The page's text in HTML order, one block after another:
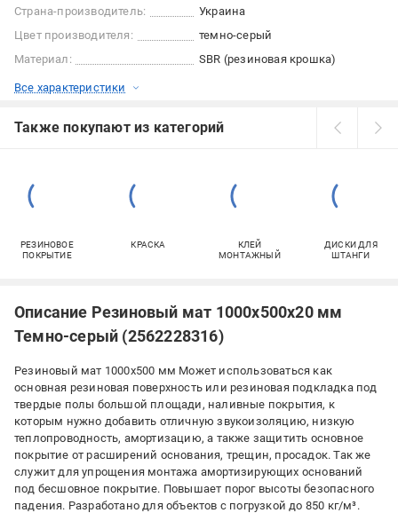
Страна-производитель:
Украина
Цвет производителя:
темно-серый
Материал:
SBR (резиновая крошка)
Все характеристики
Также покупают из категорий
РЕЗИНОВОЕ
ПОКРЫТИЕ
КРАСКА
КЛЕЙ
МОНТАЖНЫЙ
ДИСКИ ДЛЯ
ШТАНГИ
Описание Резиновый мат 1000х500х20 мм
Темно-серый (2562228316)
Резиновый мат 1000х500 мм Может использоваться как
основная резиновая поверхность или резиновая подкладка под
твердые полы большой площади, наливные покрытия, к
которым нужно добавить отличную звукоизоляцию, низкую
теплопроводность, амортизацию, а также защитить основное
покрытие от расширений основания, трещин, просадок. Так же
служит для упрощения монтажа амортизирующих оснований
под бесшовное покрытие. Повышает порог высоты безопасного
падения. Разработано для объектов с погрузкой до 850 кг/м³.